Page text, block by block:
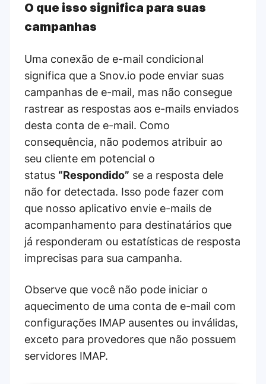
O que isso significa para suas
campanhas
Uma conexão de e-mail condicional
significa que a Snov.io pode enviar suas
campanhas de e-mail, mas não consegue
rastrear as respostas aos e-mails enviados
desta conta de e-mail. Como
consequência, não podemos atribuir ao
seu cliente em potencial o
status “Respondido” se a resposta dele
não for detectada. Isso pode fazer com
que nosso aplicativo envie e-mails de
acompanhamento para destinatários que
já responderam ou estatísticas de resposta
imprecisas para sua campanha.
Observe que você não pode iniciar o
aquecimento de uma conta de e-mail com
configurações IMAP ausentes ou inválidas,
exceto para provedores que não possuem
servidores IMAP.